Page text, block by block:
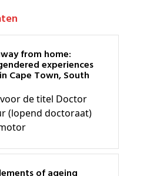
experiences
Cape Town, South
de titel Doctor
(lopend doctoraat)